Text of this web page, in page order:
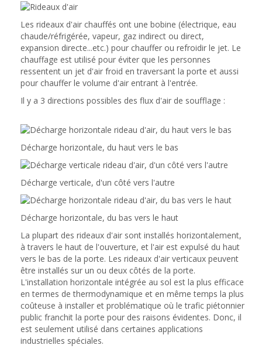
Les rideaux d'air chauffés ont une bobine (électrique, eau
chaude/réfrigérée, vapeur, gaz indirect ou direct,
expansion directe...etc.) pour chauffer ou refroidir le jet. Le
chauffage est utilisé pour éviter que les personnes
ressentent un jet d'air froid en traversant la porte et aussi
pour chauffer le volume d'air entrant à l'entrée.
Il y a 3 directions possibles des flux d'air de soufflage :
Décharge horizontale, du haut vers le bas
Décharge verticale, d'un côté vers l'autre
Décharge horizontale, du bas vers le haut
La plupart des rideaux d'air sont installés horizontalement,
à travers le haut de l'ouverture, et l'air est expulsé du haut
vers le bas de la porte. Les rideaux d'air verticaux peuvent
être installés sur un ou deux côtés de la porte.
L'installation horizontale intégrée au sol est la plus efficace
en termes de thermodynamique et en même temps la plus
coûteuse à installer et problématique où le trafic piétonnier
public franchit la porte pour des raisons évidentes. Donc, il
est seulement utilisé dans certaines applications
industrielles spéciales.